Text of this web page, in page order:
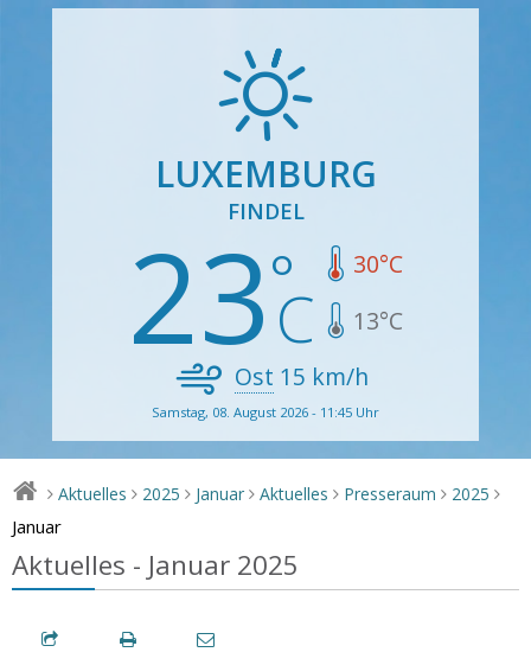
LUXEMBURG
FINDEL
23 30°C
13°C
Ost 15 km/h
Samstag, 08. August 2026 - 11:45 Uhr
> Aktuelles > 2025 > Januar > Aktuelles > Presseraum > 2025 >
Januar
Aktuelles - Januar 2025